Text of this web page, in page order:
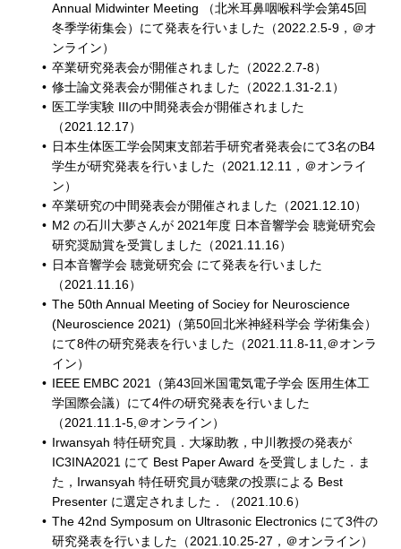
Annual Midwinter Meeting （北米耳鼻咽喉科学会第45回
冬季学術集会）にて発表を行いました（2022.2.5-9，＠オ
ンライン）
卒業研究発表会が開催されました（2022.2.7-8）
修士論文発表会が開催されました（2022.1.31-2.1）
医工学実験 IIIの中間発表会が開催されました
（2021.12.17）
日本生体医工学会関東支部若手研究者発表会にて3名のB4
学生が研究発表を行いました（2021.12.11，＠オンライ
ン）
卒業研究の中間発表会が開催されました（2021.12.10）
M2 の石川大夢さんが 2021年度 日本音響学会 聴覚研究会
研究奨励賞を受賞しました（2021.11.16）
日本音響学会 聴覚研究会 にて発表を行いました
（2021.11.16）
The 50th Annual Meeting of Sociey for Neuroscience
(Neuroscience 2021)（第50回北米神経科学会 学術集会）
にて8件の研究発表を行いました（2021.11.8-11,＠オンラ
イン）
IEEE EMBC 2021（第43回米国電気電子学会 医用生体工
学国際会議）にて4件の研究発表を行いました
（2021.11.1-5,＠オンライン）
Irwansyah 特任研究員．大塚助教，中川教授の発表が
IC3INA2021 にて Best Paper Award を受賞しました．ま
た，Irwansyah 特任研究員が聴衆の投票による Best
Presenter に選定されました．（2021.10.6）
The 42nd Symposum on Ultrasonic Electronics にて3件の
研究発表を行いました（2021.10.25-27，＠オンライン）